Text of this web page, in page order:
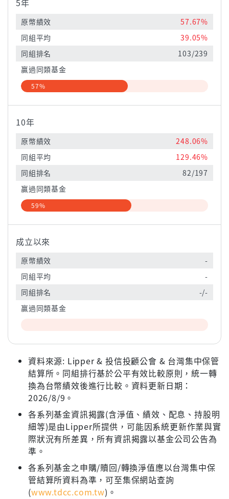
5年
原幣績效
57.67%
同組平均
39.05%
同組排名
103/239
贏過同類基金
57%
10年
原幣績效
248.06%
同組平均
129.46%
同組排名
82/197
贏過同類基金
59%
成立以來
原幣績效
-
同組平均
-
同組排名
-/-
贏過同類基金
資料來源: Lipper & 投信投顧公會 & 台灣集中保管
結算所。同組排行基於公平有效比較原則，統一轉
換為台幣績效後進行比較。資料更新日期：
2026/8/9。
各系列基金資訊揭露(含淨值、績效、配息、持股明
細等)是由Lipper所提供，可能因系統更新作業與實
際狀況有所差異，所有資訊揭露以基金公司公告為
準。
各系列基金之申購/贖回/轉換淨值應以台灣集中保
管結算所資料為準，可至集保網站查詢
(www.tdcc.com.tw)。